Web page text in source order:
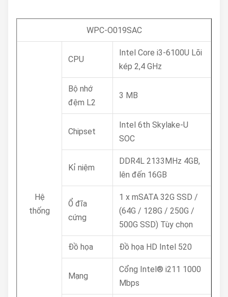
WPC-O019SAC
Hệ
thống
CPU
Intel Core i3-6100U Lõi
kép 2,4 GHz
Bộ nhớ
đệm L2
3 MB
Chipset
Intel 6th Skylake-U
SOC
Kỉ niệm
DDR4L 2133MHz 4GB,
lên đến 16GB
Ổ đĩa
cứng
1 x mSATA 32G SSD /
(64G / 128G / 250G /
500G SSD) Tùy chọn
Đồ họa Đồ họa HD Intel 520
Mạng
Cổng Intel® i211 1000
Mbps